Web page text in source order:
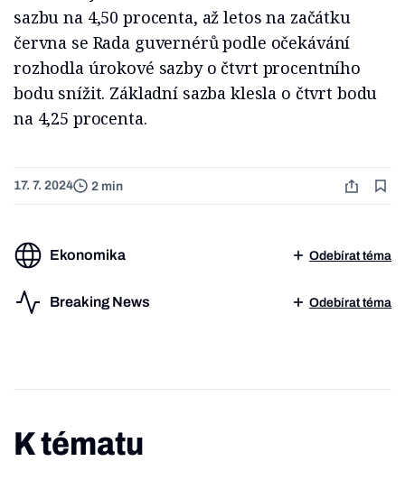
sazbu na 4,50 procenta, až letos na začátku
června se Rada guvernérů podle očekávání
rozhodla úrokové sazby o čtvrt procentního
bodu snížit. Základní sazba klesla o čtvrt bodu
na 4,25 procenta.
17. 7. 2024 2 min
Ekonomika Odebírat téma
Breaking News Odebírat téma
K tématu